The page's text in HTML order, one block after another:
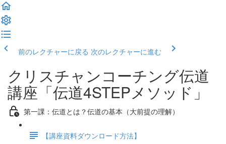
前のレクチャーに戻る 次のレクチャーに進む
クリスチャンコーチング伝道
講座「伝道4STEPメソッド」
第一課：伝道とは？伝道の基本（大前提の理解）
【講座資料ダウンロード方法】